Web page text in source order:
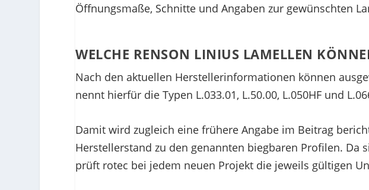
Öffnungsmaße, Schnitte und Angaben zur gewünschten
WELCHE RENSON LINIUS LAMELLEN
Nach den aktuellen Herstellerinformationen können
nennt hierfür die Typen L.033.01, L.50.00, L.050HF und
Damit wird zugleich eine frühere Angabe im Beitrag
Herstellerstand zu den genannten biegbaren Profilen.
prüft rotec bei jedem neuen Projekt die jeweils gültigen